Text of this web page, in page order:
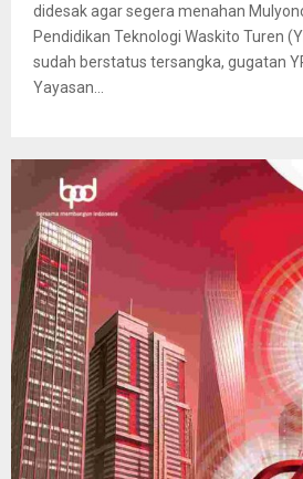
didesak agar segera menahan
Pendidikan Teknologi Waskito Turen
sudah berstatus tersangka, gugatan
Yayasan...